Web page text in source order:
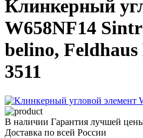
Клинкерный
W658NF14
belino,
3511
В наличии Гарантия лучшей
Доставка по всей России